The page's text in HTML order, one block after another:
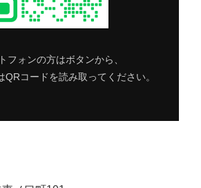
フォンの方はボタンから、
QRコードを読み取ってください。